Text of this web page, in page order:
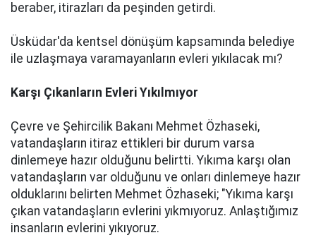
beraber, itirazları da peşinden getirdi.
Üsküdar'da kentsel dönüşüm kapsamında belediye
ile uzlaşmaya varamayanların evleri yıkılacak mı?
Karşı Çıkanların Evleri Yıkılmıyor
Çevre ve Şehircilik Bakanı Mehmet Özhaseki,
vatandaşların itiraz ettikleri bir durum varsa
dinlemeye hazır olduğunu belirtti. Yıkıma karşı olan
vatandaşların var olduğunu ve onları dinlemeye hazır
olduklarını belirten Mehmet Özhaseki; "Yıkıma karşı
çıkan vatandaşların evlerini yıkmıyoruz. Anlaştığımız
insanların evlerini yıkıyoruz.